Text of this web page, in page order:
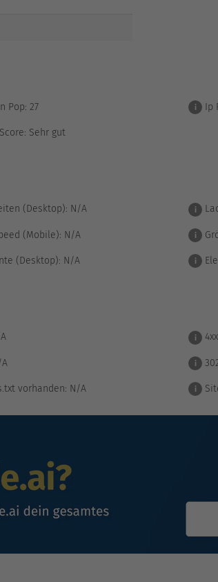
Pop: 27 i Ip
Sehr gut
(Desktop): N/A i
(Mobile): N/A i
(Desktop): N/A i
i
i
vorhanden: N/A i